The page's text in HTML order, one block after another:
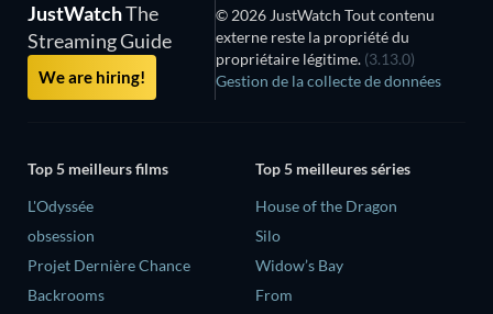
JustWatchThe
Streaming Guide
We are hiring!
© 2026 JustWatch Tout contenu
externe reste la propriété du
propriétaire légitime. (3.13.0)
Gestion de la collecte de données
Top 5 meilleurs films
L'Odyssée
obsession
Projet Dernière Chance
Backrooms
Top 5 meilleures séries
House of the Dragon
Silo
Widow’s Bay
From